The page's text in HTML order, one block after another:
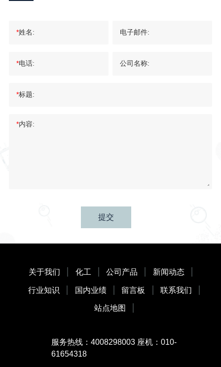
*姓名: 电子邮件:
*电话: 公司名称:
*标题:
*内容:
提交
关于我们 化工 公司产品 新闻动态
行业知识 国内业绩 留言板 联系我们
站点地图
服务热线：4008298003 座机：010-
61654318